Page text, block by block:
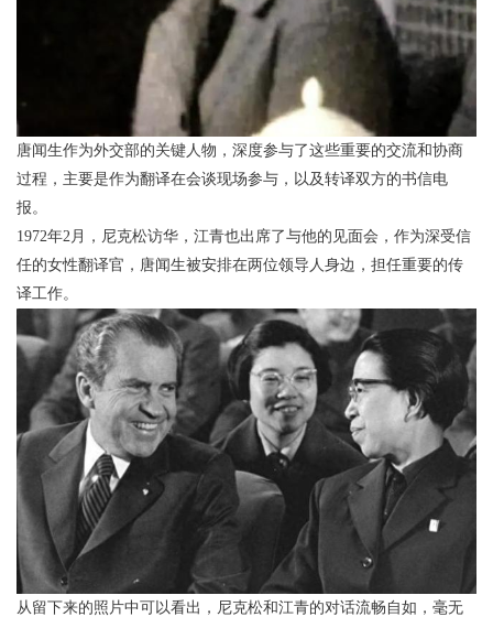
唐闻生作为外交部的关键人物，深度参与了这些重要的交流和协商
过程，主要是作为翻译在会谈现场参与，以及转译双方的书信电
报。
1972年2月，尼克松访华，江青也出席了与他的见面会，作为深受信
任的女性翻译官，唐闻生被安排在两位领导人身边，担任重要的传
译工作。
从留下来的照片中可以看出，尼克松和江青的对话流畅自如，毫无